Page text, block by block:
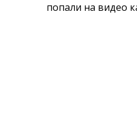
попали на видео